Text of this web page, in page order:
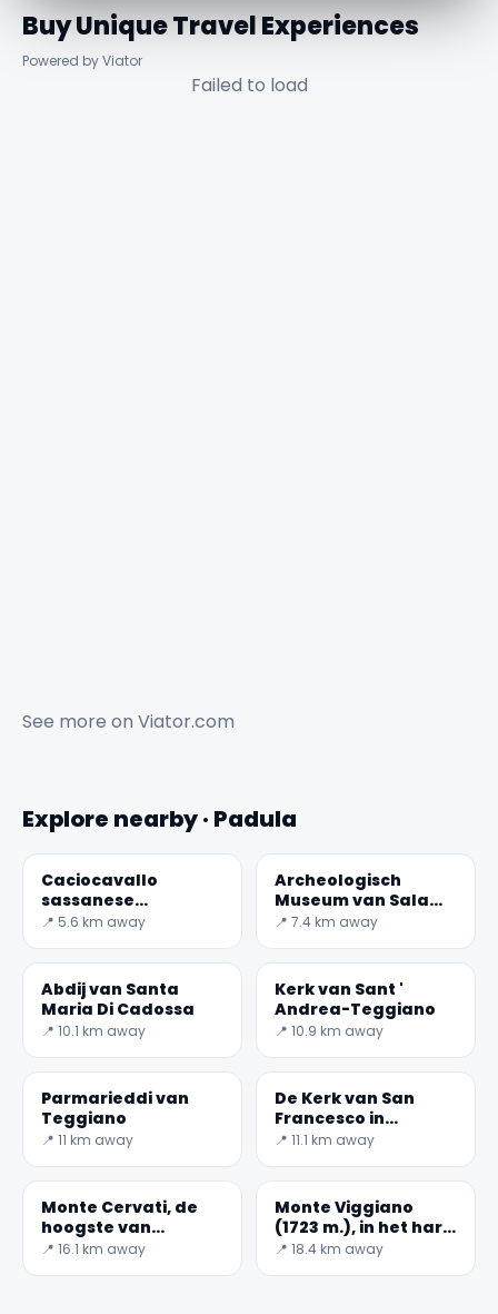
Buy Unique Travel Experiences
Powered by Viator
Failed to load
See more on Viator.com
Explore nearby · Padula
Caciocavallo
sassanese
opgehangen
📍 5.6 km away
Archeologisch
Museum van Sala
Consilina
📍 7.4 km away
Abdij van Santa
Maria Di Cadossa
📍 10.1 km away
Kerk van Sant '
Andrea-Teggiano
📍 10.9 km away
Parmarieddi van
Teggiano
📍 11 km away
De Kerk van San
Francesco in
Teggiano
📍 11.1 km away
Monte Cervati, de
hoogste van
Campania
📍 16.1 km away
Monte Viggiano
(1723 m.), in het hart
van het Apennijnse
📍 18.4 km away
🏆🏆 #1 Trip Planner 2026
Rated best travel app worldwide
★★★★★
Keep Exploring the World
1,000,000+ places in your pocket. Free.